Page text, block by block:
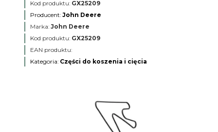
Kod produktu: GX25209
Producent: John Deere
Marka: John Deere
Kod produktu: GX25209
EAN produktu:
Kategoria: Części do koszenia i cięcia